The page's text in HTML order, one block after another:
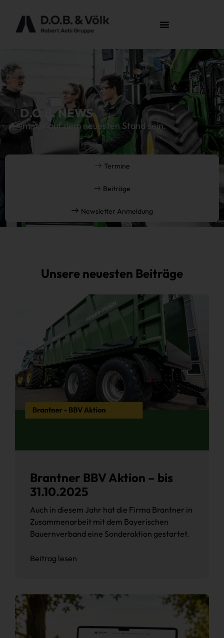
D.O.B. NEWS
Immer auf dem neuesten Stand sein.
Newsletter Anmeldung
Beiträge
Termine
Unsere neuesten Beiträge
Brantner BBV Aktion – bis
31.10.2025
Auch in diesem Jahr hat die Firma Brantner in
Zusammenarbeit mit dem Bayerischen
Bauernverband eine Sonderaktion gestartet.
Beitrag lesen